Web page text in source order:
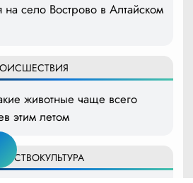
село Вострово в Алтайском
животные чаще всего
этим летом
КУЛЬТУРА